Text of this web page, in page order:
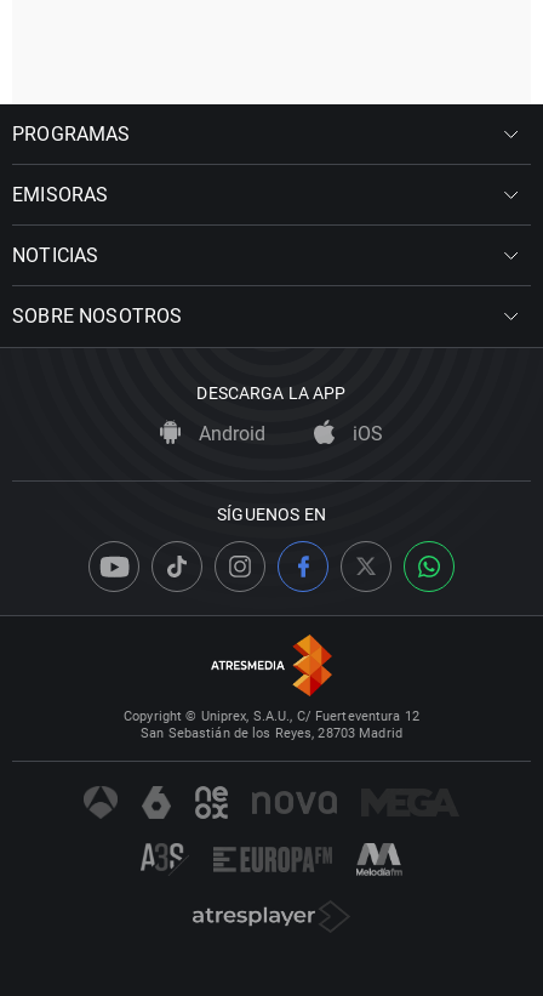
PROGRAMAS
EMISORAS
NOTICIAS
SOBRE NOSOTROS
DESCARGA LA APP
Android iOS
SÍGUENOS EN
Copyright © Uniprex, S.A.U., C/ Fuerteventura 12
San Sebastián de los Reyes, 28703 Madrid